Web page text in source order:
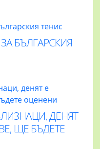
БЪЛГАРСКИЯ
ДЕНЯТ
ЩЕ БЪДЕТЕ